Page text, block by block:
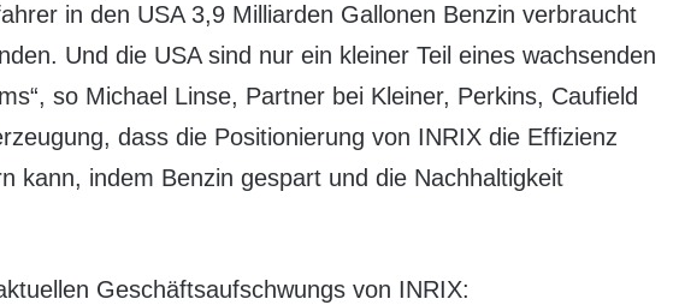
in den USA 3,9 Milliarden Gallonen Benzin verbraucht
Und die USA sind nur ein kleiner Teil eines wachsenden
so Michael Linse, Partner bei Kleiner, Perkins, Caufield
dass die Positionierung von INRIX die Effizienz
kann, indem Benzin gespart und die Nachhaltigkeit
Geschäftsaufschwungs von INRIX: